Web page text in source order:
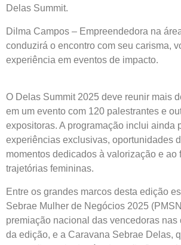
Delas Summit.
Dilma Campos – Empreendedora na
conduzirá o encontro com seu carisma,
experiência em eventos de impacto.
O Delas Summit 2025 deve reunir mais
em um evento com 120 palestrantes e
expositoras. A programação inclui ainda
experiências exclusivas, oportunidades
momentos dedicados à valorização e ao
trajetórias femininas.
Entre os grandes marcos desta edição
Sebrae Mulher de Negócios 2025
premiação nacional das vencedoras nas
da edição, e a Caravana Sebrae Delas,